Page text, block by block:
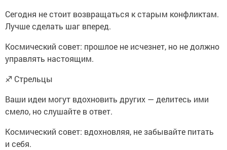
Сегодня не стоит возвращаться к старым конфликтам.
Лучше сделать шаг вперед.
Космический совет: прошлое не исчезнет, но не должно
управлять настоящим.
♐ Стрельцы
Ваши идеи могут вдохновить других — делитесь ими
смело, но слушайте в ответ.
Космический совет: вдохновляя, не забывайте питать
и себя.